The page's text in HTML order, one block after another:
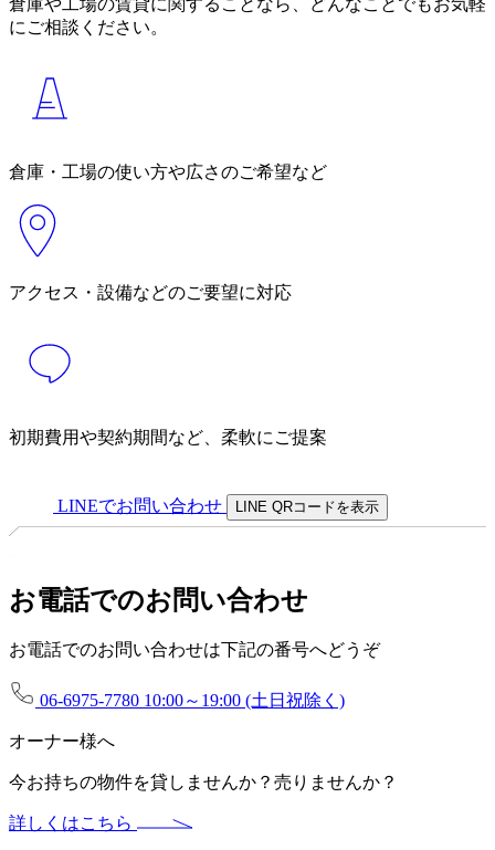
にご相談ください。
倉庫・工場の使い方や広さのご希望など
アクセス・設備などのご要望に対応
初期費用や契約期間など、柔軟にご提案
LINEでお問い合わせ LINE QRコードを表示
お電話でのお問い合わせ
お電話でのお問い合わせは下記の番号へどうぞ
06-6975-7780 10:00～19:00 (土日祝除く)
オーナー様へ
今お持ちの物件を貸しませんか？売りませんか？
詳しくはこちら